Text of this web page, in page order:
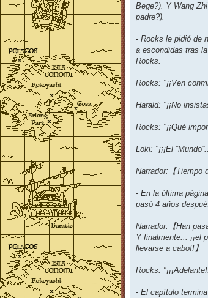
Bege?). Y Wang
padre?).
- Rocks le pidió de
a escondidas tras
Rocks.
Rocks: "¡¡Ven
Harald: "¡¡No
Rocks: "¡¡Qué
Loki: "¡¡¡El
Narrador:【Tiempo
- En la última
pasó 4 años
Narrador:【Han
Y finalmente... ¡¡el
llevarse a cabo!!】
Rocks:
- El capítulo termina